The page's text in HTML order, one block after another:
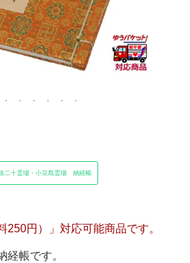
二十霊場・小豆島霊場 納経帳
円）」対応可能商品です。
経帳です。